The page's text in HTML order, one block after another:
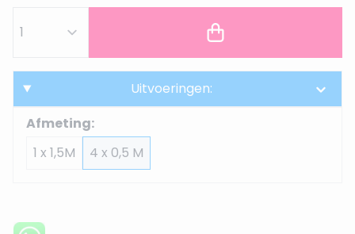
Uitvoeringen:
Afmeting:
1 x 1,5M
4 x 0,5 M